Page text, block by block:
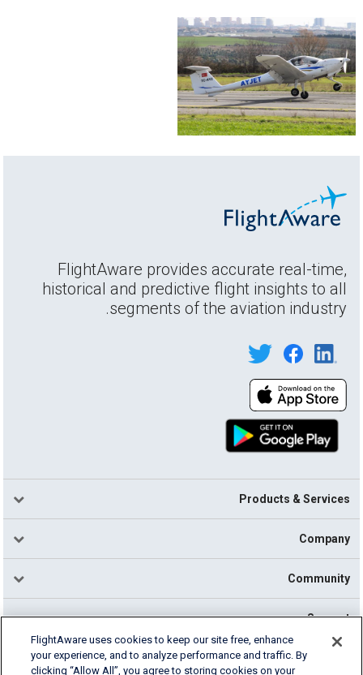
FlightAware provides accurate real-time,
historical and predictive flight insights to all
segments of the aviation industry.
Products & Services
Company
Community
Support
FlightAware uses cookies to keep our site free, enhance
your experience, and to analyze performance and traffic. By
clicking “Allow All”, you agree to storing cookies on your